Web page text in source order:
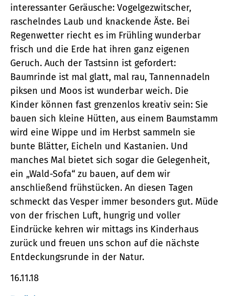
interessanter Geräusche: Vogelgezwitscher,
raschelndes Laub und knackende Äste. Bei
Regenwetter riecht es im Frühling wunderbar
frisch und die Erde hat ihren ganz eigenen
Geruch. Auch der Tastsinn ist gefordert:
Baumrinde ist mal glatt, mal rau, Tannennadeln
piksen und Moos ist wunderbar weich. Die
Kinder können fast grenzenlos kreativ sein: Sie
bauen sich kleine Hütten, aus einem Baumstamm
wird eine Wippe und im Herbst sammeln sie
bunte Blätter, Eicheln und Kastanien. Und
manches Mal bietet sich sogar die Gelegenheit,
ein „Wald-Sofa“ zu bauen, auf dem wir
anschließend frühstücken. An diesen Tagen
schmeckt das Vesper immer besonders gut. Müde
von der frischen Luft, hungrig und voller
Eindrücke kehren wir mittags ins Kinderhaus
zurück und freuen uns schon auf die nächste
Entdeckungsrunde in der Natur.
16.11.18